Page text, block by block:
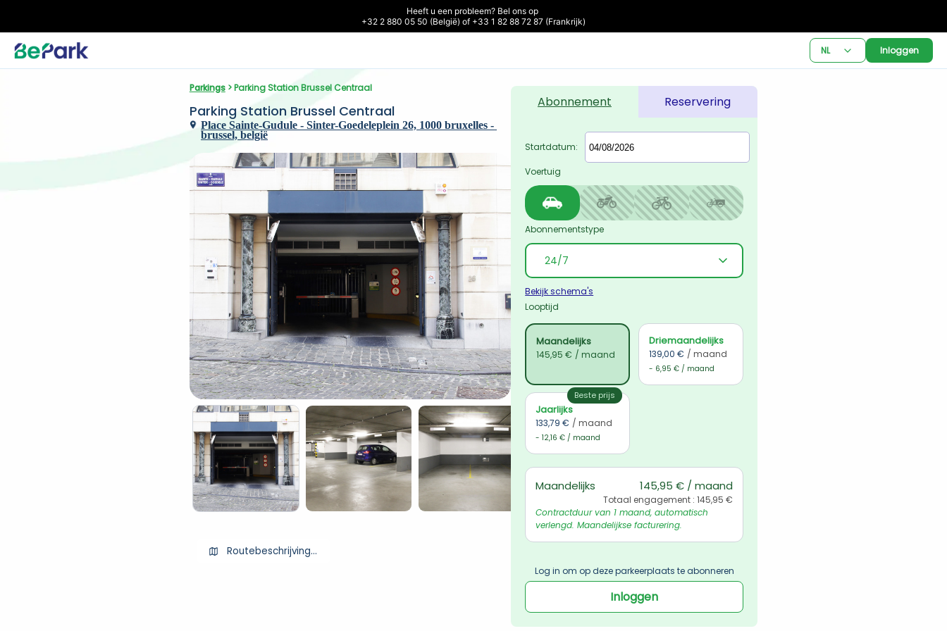
Heeft u een probleem? Bel ons op
+32 2 880 05 50 (België) of +33 1 82 88 72 87 (Frankrijk)
NL Inloggen
Parkings > Parking Station Brussel Centraal
Parking Station Brussel Centraal
Place Sainte-Gudule - Sinter-Goedeleplein 26, 1000 bruxelles -
brussel, belgië
Routebeschrijving ophalen
Abonnement Reservering
Startdatum:
Voertuig
Abonnementstype
Bekijk schema's
Looptijd
Maandelijks
145,95 € / maand
Driemaandelijks
139,00 € / maand
- 6,95 € / maand
Beste prijs
Jaarlijks
133,79 € / maand
- 12,16 € / maand
Maandelijks 145,95 € / maand
Totaal engagement : 145,95 €
Contractduur van 1 maand, automatisch
verlengd. Maandelijkse facturering.
Log in om op deze parkeerplaats te abonneren
Inloggen